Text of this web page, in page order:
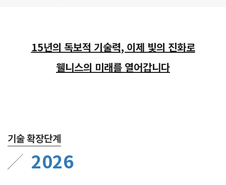
15년의 독보적 기술력, 이제 빛의 진화로
웰니스의 미래를 열어갑니다
기술 확장단계
2026